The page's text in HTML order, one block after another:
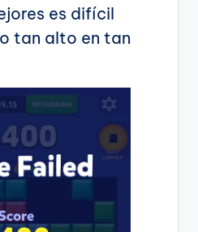
es difícil
tan alto en tan